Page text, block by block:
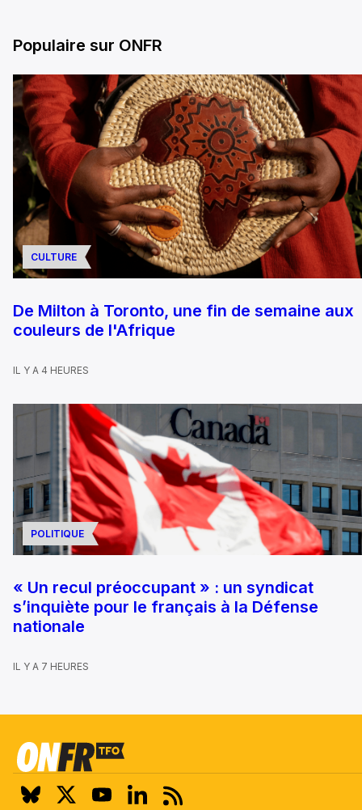
Populaire sur ONFR
CULTURE
De Milton à Toronto, une fin de semaine aux
couleurs de l'Afrique
IL Y A 4 HEURES
POLITIQUE
« Un recul préoccupant » : un syndicat
s’inquiète pour le français à la Défense
nationale
IL Y A 7 HEURES